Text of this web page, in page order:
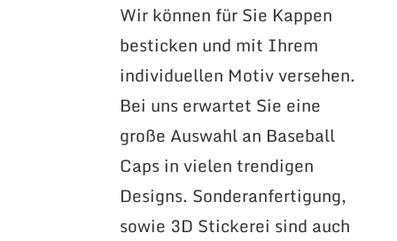
Wir können für Sie Kappen
besticken und mit Ihrem
individuellen Motiv versehen.
Bei uns erwartet Sie eine
große Auswahl an Baseball
Caps in vielen trendigen
Designs. Sonderanfertigung,
sowie 3D Stickerei sind auch